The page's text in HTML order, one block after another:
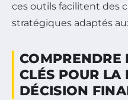
ces outils facilitent des
stratégiques adaptés
COMPRENDRE
CLÉS POUR LA
DÉCISION